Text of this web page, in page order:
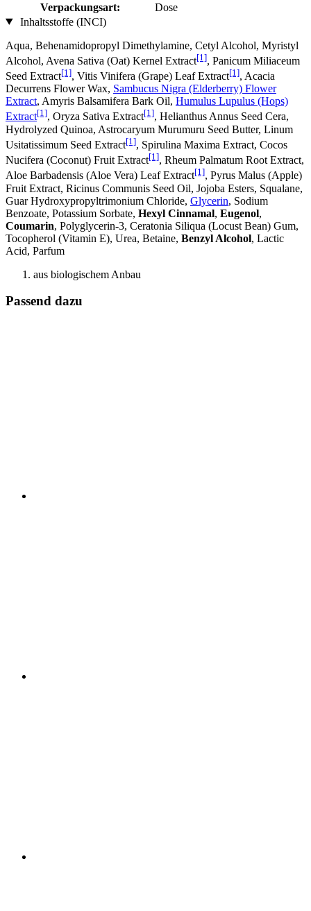
Verpackungsart:
Dose
Inhaltsstoffe (INCI)
Aqua, Behenamidopropyl Dimethylamine, Cetyl Alcohol, Myristyl
Alcohol, Avena Sativa (Oat) Kernel Extract[1], Panicum Miliaceum
Seed Extract[1], Vitis Vinifera (Grape) Leaf Extract[1], Acacia
Decurrens Flower Wax, Sambucus Nigra (Elderberry) Flower
Extract, Amyris Balsamifera Bark Oil, Humulus Lupulus (Hops)
Extract[1], Oryza Sativa Extract[1], Helianthus Annus Seed Cera,
Hydrolyzed Quinoa, Astrocaryum Murumuru Seed Butter, Linum
Usitatissimum Seed Extract[1], Spirulina Maxima Extract, Cocos
Nucifera (Coconut) Fruit Extract[1], Rheum Palmatum Root Extract,
Aloe Barbadensis (Aloe Vera) Leaf Extract[1], Pyrus Malus (Apple)
Fruit Extract, Ricinus Communis Seed Oil, Jojoba Esters, Squalane,
Guar Hydroxypropyltrimonium Chloride, Glycerin, Sodium
Benzoate, Potassium Sorbate, Hexyl Cinnamal, Eugenol,
Coumarin, Polyglycerin-3, Ceratonia Siliqua (Locust Bean) Gum,
Tocopherol (Vitamin E), Urea, Betaine, Benzyl Alcohol, Lactic
Acid, Parfum
aus biologischem Anbau
Passend dazu